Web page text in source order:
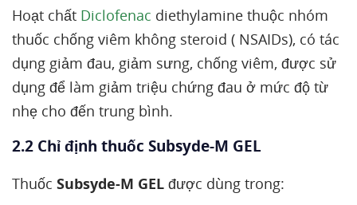
Hoạt chất Diclofenac diethylamine thuộc nhóm
thuốc chống viêm không steroid ( NSAIDs), có tác
dụng giảm đau, giảm sưng, chống viêm, được sử
dụng để làm giảm triệu chứng đau ở mức độ từ
nhẹ cho đến trung bình.
2.2 Chỉ định thuốc Subsyde-M GEL
Thuốc Subsyde-M GEL được dùng trong: